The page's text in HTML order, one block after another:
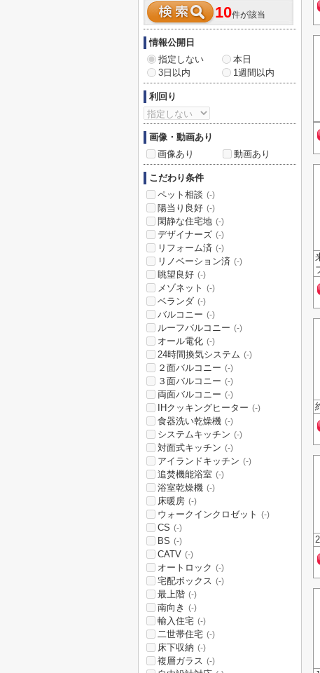
10件が該当
情報公開日
指定しない
本日
3日以内
1週間以内
利回り
画像・動画あり
画像あり
動画あり
こだわり条件
ペット相談 (-)
陽当り良好 (-)
閑静な住宅地 (-)
デザイナーズ (-)
リフォーム済 (-)
リノベーション済 (-)
眺望良好 (-)
メゾネット (-)
ベランダ (-)
バルコニー (-)
ルーフバルコニー (-)
オール電化 (-)
24時間換気システム (-)
２面バルコニー (-)
３面バルコニー (-)
両面バルコニー (-)
IHクッキングヒーター (-)
食器洗い乾燥機 (-)
システムキッチン (-)
対面式キッチン (-)
アイランドキッチン (-)
追焚機能浴室 (-)
浴室乾燥機 (-)
床暖房 (-)
ウォークインクロゼット (-)
CS (-)
BS (-)
CATV (-)
オートロック (-)
宅配ボックス (-)
最上階 (-)
南向き (-)
輸入住宅 (-)
二世帯住宅 (-)
床下収納 (-)
複層ガラス (-)